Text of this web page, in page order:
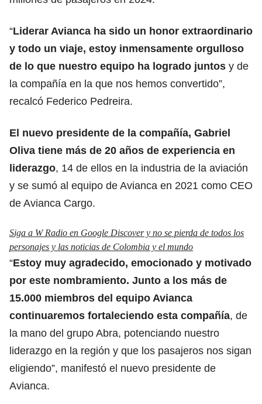
“Liderar Avianca ha sido un honor extraordinario
y todo un viaje, estoy inmensamente orgulloso
de lo que nuestro equipo ha logrado juntos y de
la compañía en la que nos hemos convertido”,
recalcó Federico Pedreira.
El nuevo presidente de la compañía, Gabriel
Oliva tiene más de 20 años de experiencia en
liderazgo, 14 de ellos en la industria de la aviación
y se sumó al equipo de Avianca en 2021 como CEO
de Avianca Cargo.
Siga a W Radio en Google Discover y no se pierda de todos los
personajes y las noticias de Colombia y el mundo
“Estoy muy agradecido, emocionado y motivado
por este nombramiento. Junto a los más de
15.000 miembros del equipo Avianca
continuaremos fortaleciendo esta compañía, de
la mano del grupo Abra, potenciando nuestro
liderazgo en la región y que los pasajeros nos sigan
eligiendo”, manifestó el nuevo presidente de
Avianca.